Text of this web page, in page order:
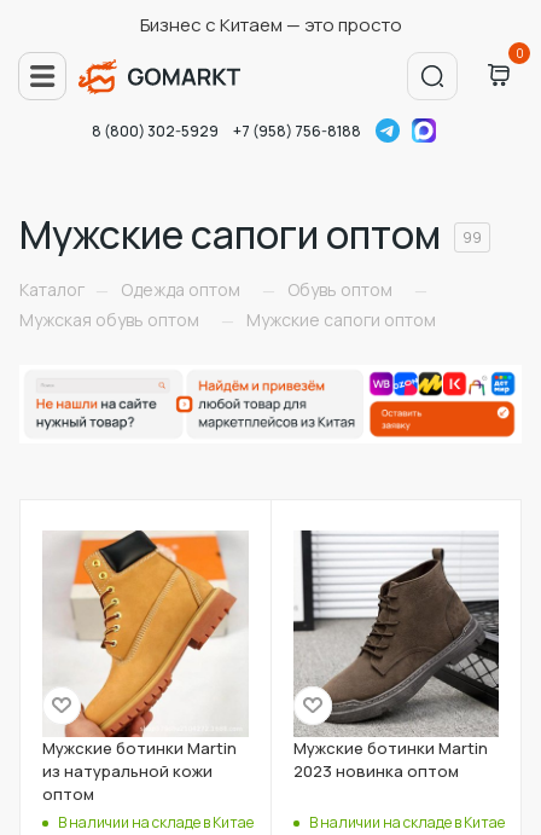
Бизнес с Китаем — это просто
0
8 (800) 302-5929 +7 (958) 756-8188
Мужские сапоги оптом 99
Каталог — Одежда оптом — Обувь оптом
—
Мужская обувь оптом
— Мужские сапоги оптом
Мужские ботинки Martin
из натуральной кожи
оптом
В наличии на складе в Китае
Мужские ботинки Martin
2023 новинка оптом
В наличии на складе в Китае